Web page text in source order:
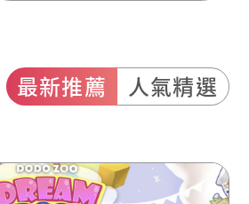
最新推薦 人氣精選